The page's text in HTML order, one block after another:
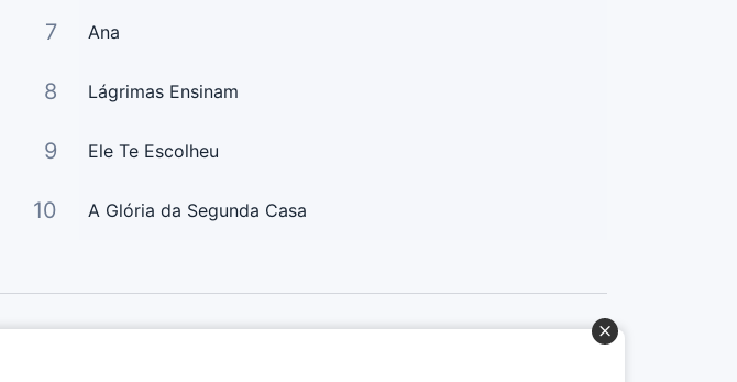
7 Ana
8 Lágrimas Ensinam
9 Ele Te Escolheu
10 A Glória da Segunda Casa